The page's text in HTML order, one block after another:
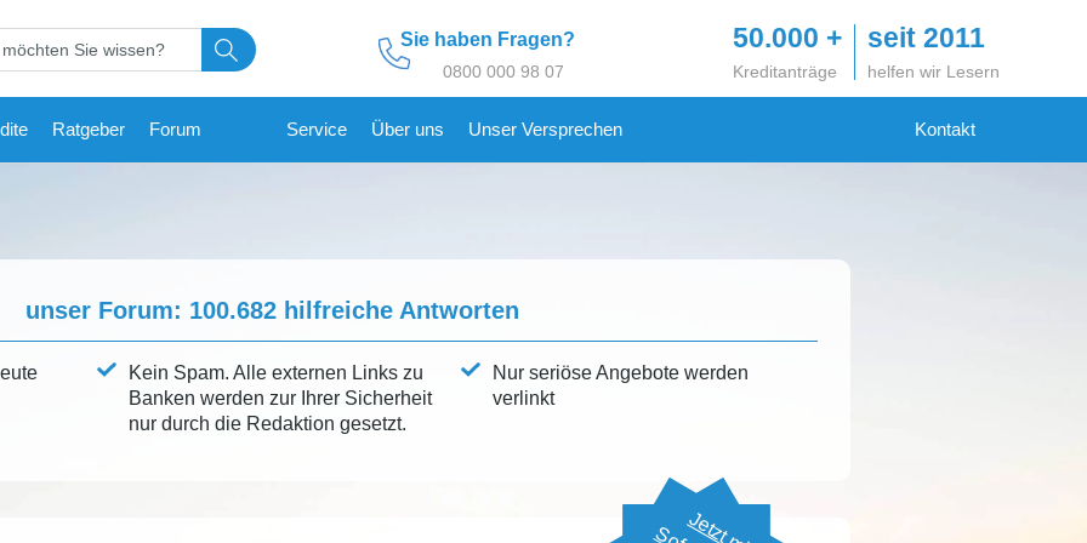
Sie haben Fragen?
0800 000 98 07
50.000 +
Kreditanträge
seit 2011
helfen wir Lesern
Ratgeber Forum Service Über uns Unser Versprechen Kontakt
unser Forum: 100.682hilfreiche Antworten
Kein Spam. Alle externen Links zu
Banken werden zur Ihrer Sicherheit
nur durch die Redaktion gesetzt.
Nur seriöse Angebote werden
verlinkt